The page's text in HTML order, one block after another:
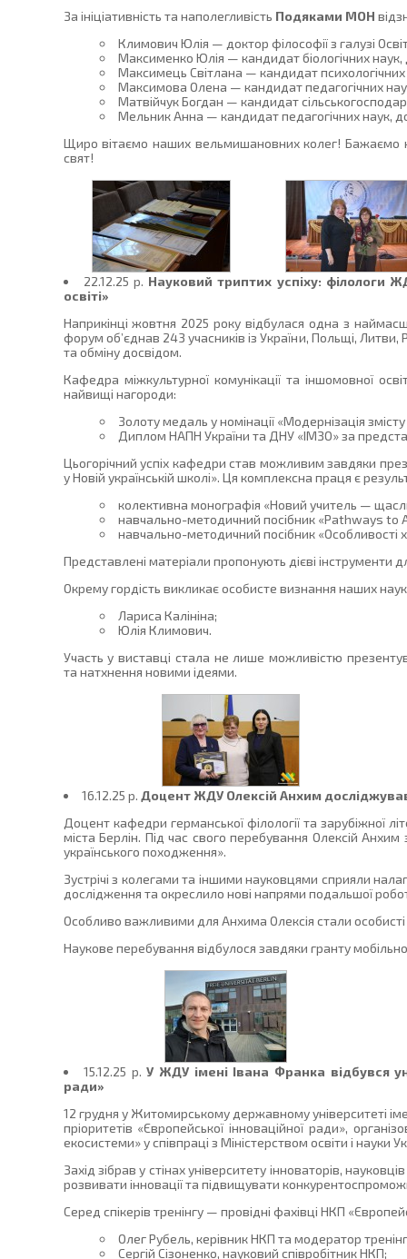
За ініціативність та наполегливість Подяками МОН
Климович Юлія — доктор філософії з галузі
Максименко Юлія — кандидат біологічних наук,
Максимець Світлана — кандидат психологічних
Максимова Олена — кандидат педагогічних
Матвійчук Богдан — кандидат
Мельник Анна — кандидат педагогічних наук,
Щиро вітаємо наших вельмишановних колег! Бажаємо
свят!
22.12.25 p. Науковий триптих успіху: філологи
освіті»
Наприкінці жовтня 2025 року відбулася одна з
форум об’єднав 243 учасників із України, Польщі,
та обміну досвідом.
Кафедра міжкультурної комунікації та іншомовної
найвищі нагороди:
Золоту медаль у номінації «Модернізація
Диплом НАПН України та ДНУ «ІМЗО» за
Цьогорічний успіх кафедри став можливим завдяки
у Новій українській школі». Ця комплексна праця є
колективна монографія «Новий учитель —
навчально-методичний посібник «Pathways to
навчально-методичний посібник «Особливості
Представлені матеріали пропонують дієві інструменти
Окрему гордість викликає особисте визнання наших
Лариса Калініна;
Юлія Климович.
Участь у виставці стала не лише можливістю
та натхнення новими ідеями.
16.12.25 p. Доцент ЖДУ Олексій Анхим
Доцент кафедри германської філології та зарубіжної
міста Берлін. Під час свого перебування Олексій
українського походження».
Зустрічі з колегами та іншими науковцями сприяли
дослідження та окреслило нові напрями подальшої
Особливо важливими для Анхима Олексія стали особисті
Наукове перебування відбулося завдяки гранту
15.12.25 p.У ЖДУ імені Івана Франка відбувся
ради»
12 грудня у Житомирському державному університеті
пріоритетів «Європейської інноваційної ради»,
екосистеми» у співпраці з Міністерством освіти і науки
Захід зібрав у стінах університету інноваторів,
розвивати інновації та підвищувати
Серед спікерів тренінгу — провідні фахівці НКП
Олег Рубель, керівник НКП та модератор
Сергій Сізоненко, науковий співробітник НКП;